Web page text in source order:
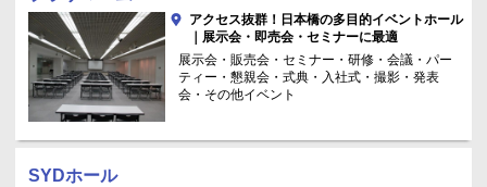
アクセス抜群！日本橋の多目的イベントホール
｜展示会・即売会・セミナーに最適
展示会・販売会・セミナー・研修・会議・パー
ティー・懇親会・式典・入社式・撮影・発表
会・その他イベント
SYDホール